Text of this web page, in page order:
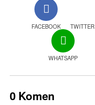
FACEBOOK TWITTER
WHATSAPP
0 Komen